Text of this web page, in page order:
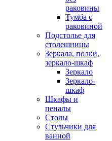
раковины
Тумба с
раковиной
Подстолье для
столешницы
Зеркала, полки,
зеркало-шкаф
Зеркало
Зеркало-
шкаф
Шкафы и
пеналы
Столы
Стульчики для
ванной